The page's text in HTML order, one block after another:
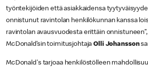
työntekijöiden että asiakkaidensa
onnistunut ravintolan henkilökunnan kanssa
ravintolan avausvuodesta erittäin
McDonald’sin toimitusjohtajaOlli Johansson
McDonald's tarjoaa henkilöstölleen